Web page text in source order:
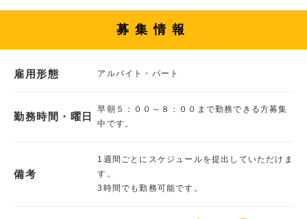
募集情報
雇用形態 アルバイト・パート
勤務時間・曜日
早朝５：００～８：００まで勤務できる方募集
中です。
備考
1週間ごとにスケジュールを提出していただけま
す。
3時間でも勤務可能です。